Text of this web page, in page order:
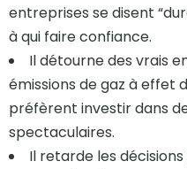
entreprises se disent
à qui faire confiance.
Il détourne des vrais
émissions de gaz à effet
préfèrent investir dans
spectaculaires.
Il retarde les